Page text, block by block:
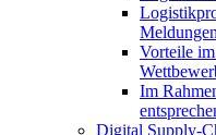
Vorteile
Im
Digital Supply-